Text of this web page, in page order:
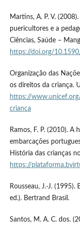
Martins, A. P. V.
puericultores e a
Ciências, Saúde –
https://doi.org/
Organização das
os direitos da criança.
https://
crianca
Ramos, F. P. (2010). A
embarcações
História das crianças
https://
Rousseau, J.-J. (1995).
ed.). Bertrand Brasil.
Santos, M. A. C. dos.